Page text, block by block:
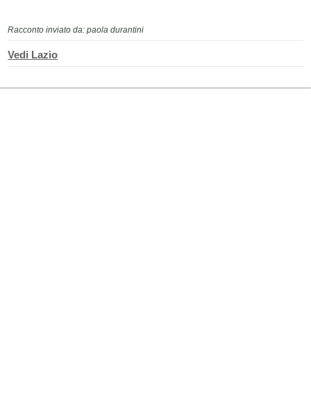
Racconto inviato da: paola durantini
Vedi Lazio